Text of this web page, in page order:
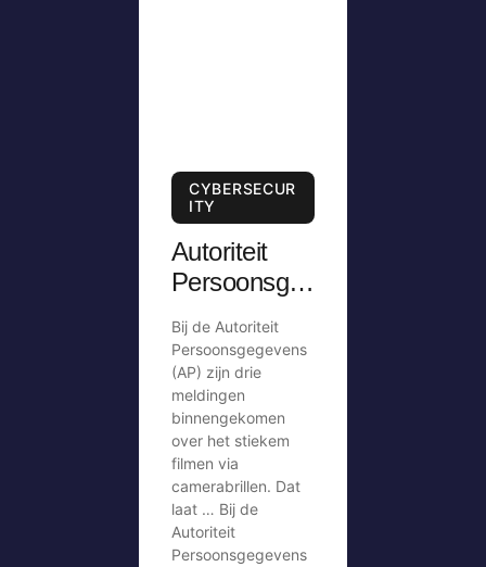
CYBERSECUR
ITY
Autoriteit
Persoonsge
meldingen
over stiekem
filmen via
camerabril
Bij de Autoriteit
Persoonsgegevens
(AP) zijn drie
meldingen
binnengekomen
over het stiekem
filmen via
camerabrillen. Dat
laat … Bij de
Autoriteit
Persoonsgegevens